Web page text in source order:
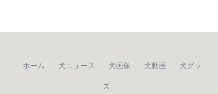
ホーム 犬ニュース 犬画像 犬動画 犬グッ
ズ